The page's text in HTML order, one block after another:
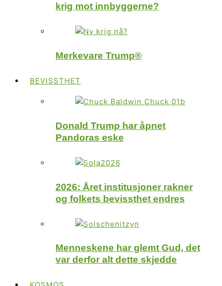
krig mot innbyggerne?
Merkevare Trump®
BEVISSTHET
Donald Trump har åpnet
Pandoras eske
2026: Året institusjoner rakner
og folkets bevissthet endres
Menneskene har glemt Gud, det
var derfor alt dette skjedde